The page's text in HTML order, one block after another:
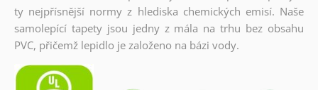
ty nejpřísnější normy z hlediska chemických emisí. Naše
samolepící tapety jsou jedny z mála na trhu bez obsahu
PVC, přičemž lepidlo je založeno na bázi vody.